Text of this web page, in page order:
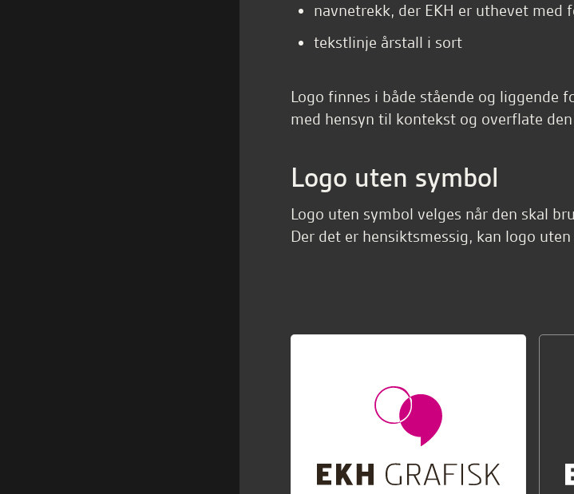
navnetrekk, der EKH er uthevet med
tekstlinje årstall i sort
Logo finnes i både stående og liggende
med hensyn til kontekst og overflate
Logo uten symbol
Logo uten symbol velges når den skal
Der det er hensiktsmessig, kan logo